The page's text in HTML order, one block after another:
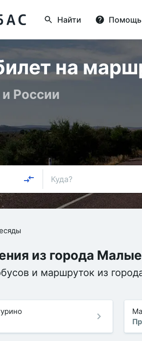
Найти Помощь
на
России
Куда?
из города
и маршруток из